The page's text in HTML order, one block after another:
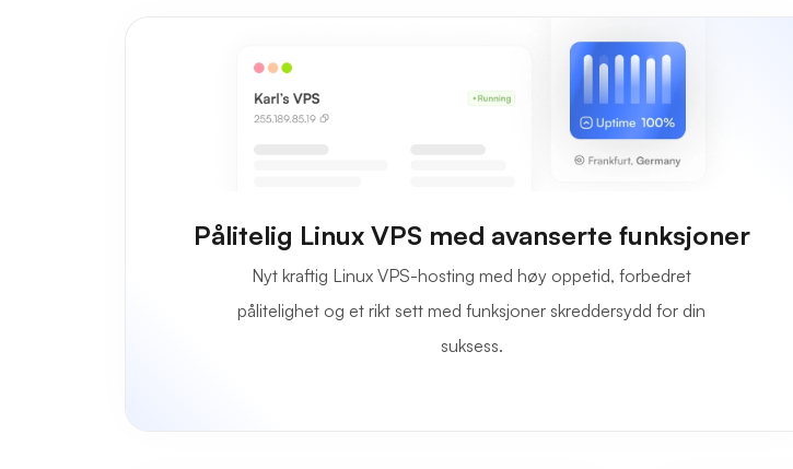
Pålitelig Linux VPS med avanserte funksjoner
Nyt kraftig Linux VPS-hosting med høy oppetid, forbedret
pålitelighet og et rikt sett med funksjoner skreddersydd for din
suksess.